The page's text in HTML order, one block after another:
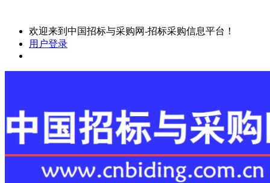
欢迎来到中国招标与采购网-招标采购信息平台！
用户登录